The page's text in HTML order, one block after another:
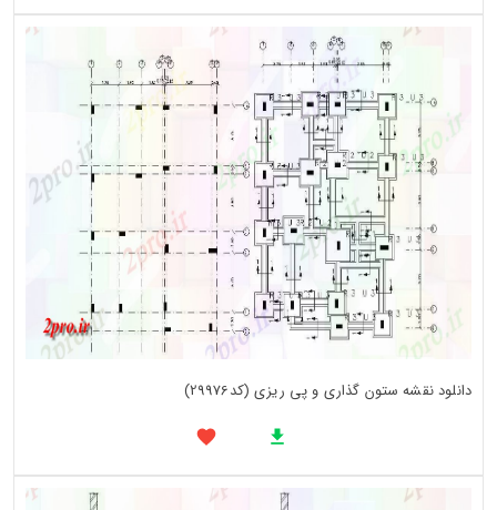
دانلود نقشه ستون گذاری و پی ریزی (کد29976)